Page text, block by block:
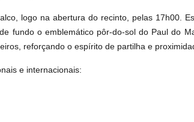
logo na abertura do recinto, pelas 17h00.
fundo o emblemático pôr-do-sol do Paul do
reforçando o espírito de partilha e
e internacionais: